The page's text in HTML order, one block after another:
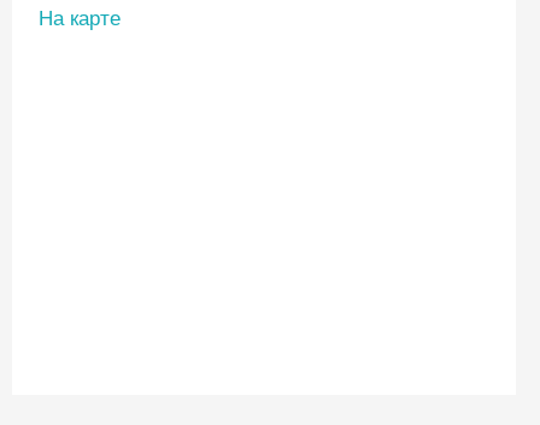
На карте